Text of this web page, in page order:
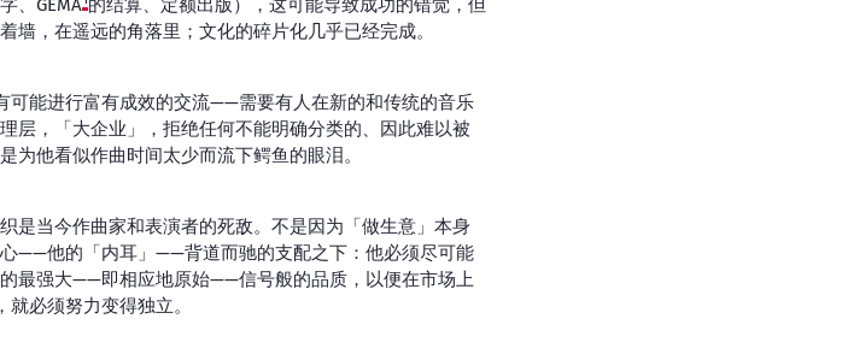
、GEMA 的结算、定额出版），这可能导致成功的错觉，但
，在遥远的角落里；文化的碎片化几乎已经完成。
能进行富有成效的交流——需要有人在新的和传统的音乐
层，「大企业」，拒绝任何不能明确分类的、因此难以被
为他看似作曲时间太少而流下鳄鱼的眼泪。
是当今作曲家和表演者的死敌。不是因为「做生意」本身
——他的「内耳」——背道而驰的支配之下：他必须尽可能
最强大——即相应地原始——信号般的品质，以便在市场上
必须努力变得独立。